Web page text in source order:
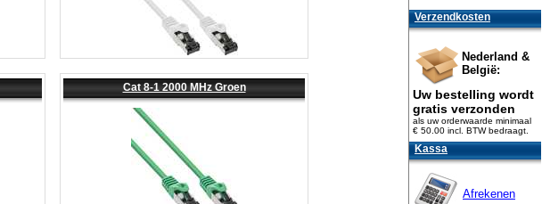
Cat 8-1 2000 MHz Groen
Verzendkosten
Nederland &
België:
Uw bestelling wordt
gratis verzonden
als uw orderwaarde minimaal
€ 50.00 incl. BTWbedraagt.
Kassa
Afrekenen